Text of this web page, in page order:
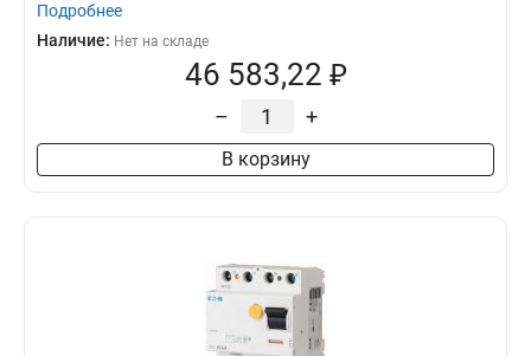
Подробнее
Наличие: Нет на складе
46 583,22 ₽
– +
В корзину